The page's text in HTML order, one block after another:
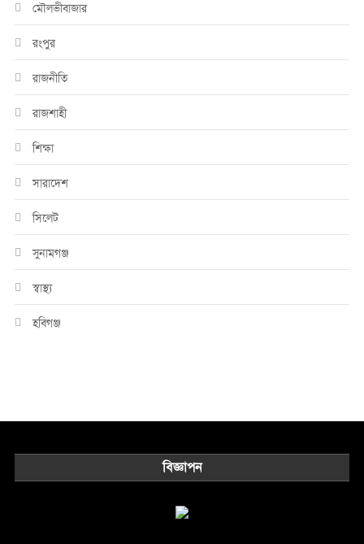
মৌলভীবাজার
রংপুর
রাজনীতি
রাজশাহী
শিক্ষা
সারাদেশ
সিলেট
সুনামগঞ্জ
স্বাস্থ্য
হবিগঞ্জ
বিজ্ঞাপন